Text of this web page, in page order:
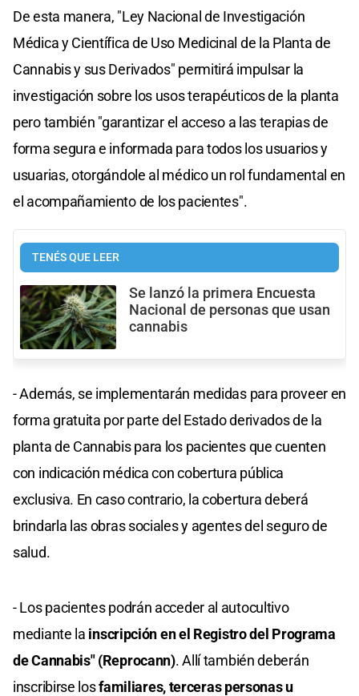
De esta manera, "Ley Nacional de Investigación
Médica y Científica de Uso Medicinal de la Planta de
Cannabis y sus Derivados" permitirá impulsar la
investigación sobre los usos terapéuticos de la planta
pero también "garantizar el acceso a las terapias de
forma segura e informada para todos los usuarios y
usuarias, otorgándole al médico un rol fundamental en
el acompañamiento de los pacientes".
TENÉS QUE LEER
Se lanzó la primera Encuesta
Nacional de personas que usan
cannabis
- Además, se implementarán medidas para proveer en
forma gratuita por parte del Estadoderivados de la
planta de Cannabis para los pacientes que cuenten
con indicación médica con cobertura pública
exclusiva. En caso contrario, la cobertura deberá
brindarla las obras sociales y agentes del seguro de
salud.
- Los pacientes podrán acceder al autocultivo
mediante la inscripción en el Registro del Programa
de Cannabis" (Reprocann). Allí también deberán
inscribirse losfamiliares, terceras personas u